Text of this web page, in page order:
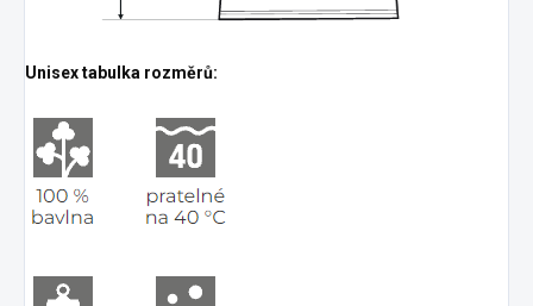
Unisex tabulka rozměrů: